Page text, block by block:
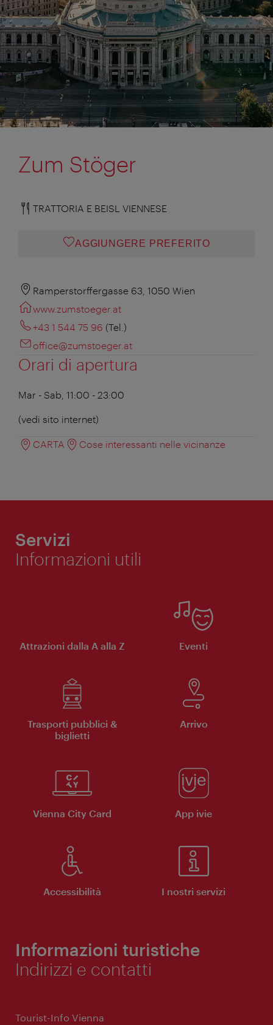
Zum Stöger
TRATTORIA E BEISL VIENNESE
AGGIUNGERE PREFERITO
Ramperstorffergasse 63, 1050 Wien
www.zumstoeger.at
+43 1 544 75 96 (Tel.)
office@zumstoeger.at
Orari di apertura
Mar - Sab, 11:00 - 23:00
(vedi sito internet)
CARTA Cose interessanti nelle vicinanze
Servizi
Informazioni utili
Attrazioni dalla A alla Z Eventi
Trasporti pubblici &
biglietti
Arrivo
Vienna City Card App ivie
Accessibilità I nostri servizi
Informazioni turistiche
Indirizzi e contatti
Tourist-Info Vienna